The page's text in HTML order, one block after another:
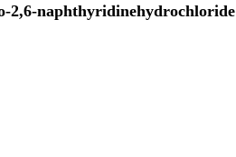
2,6-naphthyridinehydrochloride